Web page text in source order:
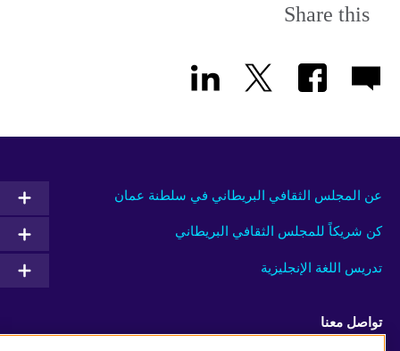
Share this
عن المجلس الثقافي البريطاني في سلطنة عمان
كن شريكاً للمجلس الثقافي البريطاني
تدريس اللغة الإنجليزية
تواصل معنا